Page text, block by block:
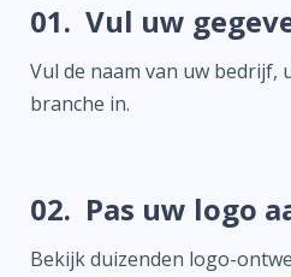
01. Vul uw
Vul de naam van uw bedrijf,
branche in.
02. Pas uw logo
Bekijk duizenden logo-